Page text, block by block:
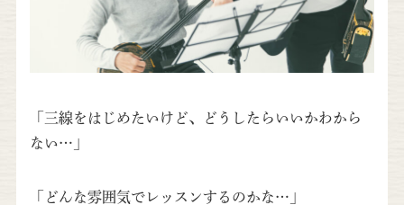
「三線をはじめたいけど、どうしたらいいかわから
ない…」
「どんな雰囲気でレッスンするのかな…」